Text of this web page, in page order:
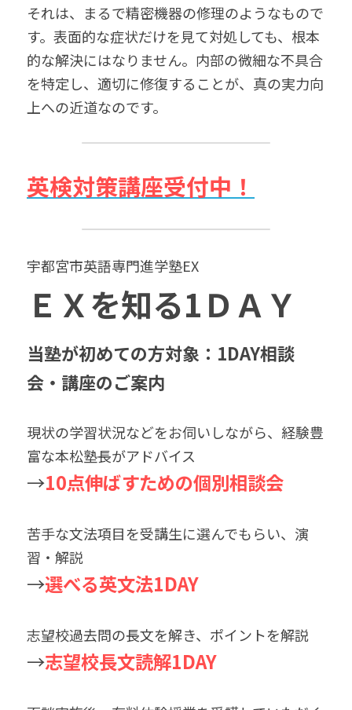
それは、まるで精密機器の修理のようなもので
す。表面的な症状だけを見て対処しても、根本
的な解決にはなりません。内部の微細な不具合
を特定し、適切に修復することが、真の実力向
上への近道なのです。
英検対策講座受付中！
宇都宮市英語専門進学塾EX
ＥＸを知る1ＤＡＹ
当塾が初めての方対象：1DAY相談
会・講座のご案内
現状の学習状況などをお伺いしながら、経験豊
富な本松塾長がアドバイス
→10点伸ばすための個別相談会
苦手な文法項目を受講生に選んでもらい、演
習・解説
→選べる英文法1DAY
志望校過去問の長文を解き、ポイントを解説
→志望校長文読解1DAY